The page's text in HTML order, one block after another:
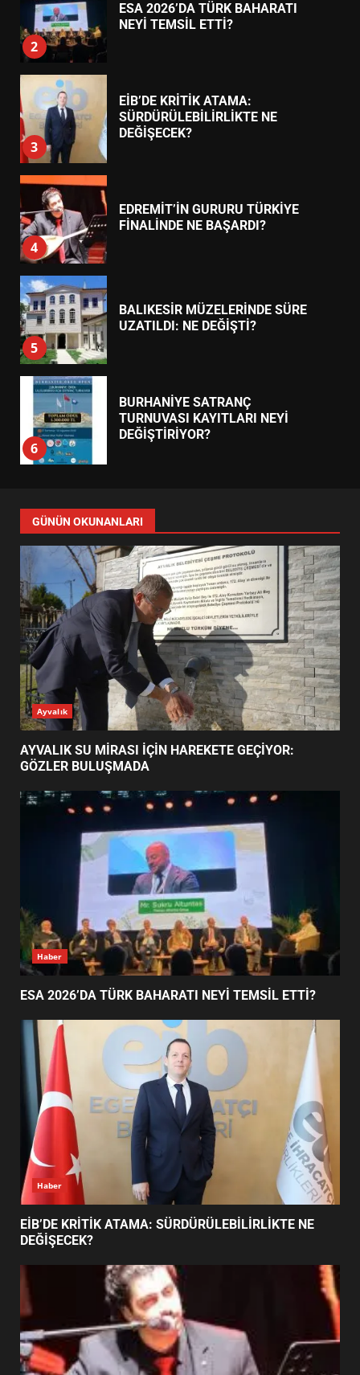
2
ESA 2026’DA TÜRK BAHARATI
NEYİ TEMSİL ETTİ?
3
EİB’DE KRİTİK ATAMA:
SÜRDÜRÜLEBİLİRLİKTE NE
DEĞİŞECEK?
4
EDREMİT’İN GURURU TÜRKİYE
FİNALİNDE NE BAŞARDI?
5
BALIKESİR MÜZELERİNDE SÜRE
UZATILDI: NE DEĞİŞTİ?
6
BURHANİYE SATRANÇ
TURNUVASI KAYITLARI NEYİ
DEĞİŞTİRİYOR?
7
YENİ YÖNETİM NASIL
ŞEKİLLENDİ?
1
AYVALIK SU MİRASI İÇİN
HAREKETE GEÇİYOR: GÖZLER
BULUŞMADA
2
ESA 2026’DA TÜRK BAHARATI
NEYİ TEMSİL ETTİ?
EİB’DE KRİTİK ATAMA:
SÜRDÜRÜLEBİLİRLİKTE NE
DEĞİŞECEK?
4
EDREMİT’İN GURURU TÜRKİYE
FİNALİNDE NE BAŞARDI?
5
UZATILDI: NE DEĞİŞTİ?
6
BURHANİYE SATRANÇ
TURNUVASI KAYITLARI NEYİ
DEĞİŞTİRİYOR?
BURHANİYE BELEDİYESPOR’DA
YENİ YÖNETİM NASIL
GÜNÜN OKUNANLARI
Ayvalık
AYVALIK SU MİRASI İÇİN HAREKETE GEÇİYOR:
GÖZLER BULUŞMADA
Haber
ESA 2026’DA TÜRK BAHARATI NEYİ TEMSİL ETTİ?
Haber
EİB’DE KRİTİK ATAMA: SÜRDÜRÜLEBİLİRLİKTE NE
DEĞİŞECEK?